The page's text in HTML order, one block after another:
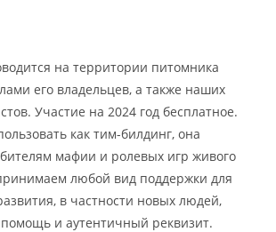
на территории питомника
его владельцев, а также наших
Участие на 2024 год бесплатное.
как тим-билдинг, она
мафии и ролевых игр живого
любой вид поддержки для
в частности новых людей,
и аутентичный реквизит.